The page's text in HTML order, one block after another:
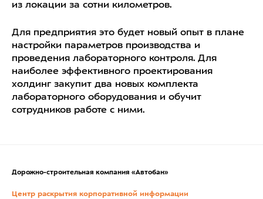
из локации за сотни километров.
Для предприятия это будет новый опыт в плане
настройки параметров производства и
проведения лабораторного контроля. Для
наиболее эффективного проектирования
холдинг закупит два новых комплекта
лабораторного оборудования и обучит
сотрудников работе с ними.
Дорожно-строительная компания «Автобан»
Центр раскрытия корпоративной информации